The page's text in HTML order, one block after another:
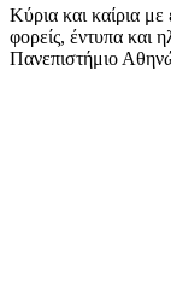
Κύρια και καίρια με
φορείς, έντυπα και
Πανεπιστήμιο